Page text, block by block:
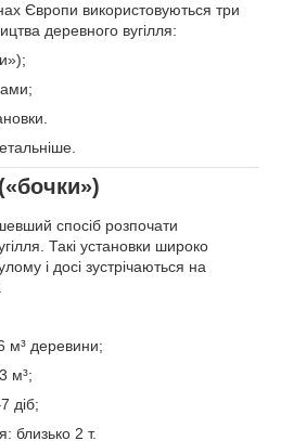
Європи використовуються три
деревного вугілля:
спосіб розпочати
Такі установки широко
і досі зустрічаються на
м³ деревини;
м³;
діб;
близько 2 т.